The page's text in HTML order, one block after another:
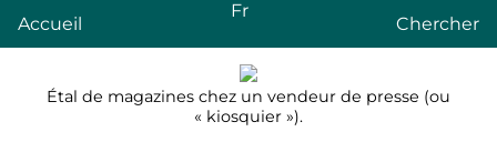
Accueil
Fr
Chercher
Étal de magazines chez un vendeur de presse (ou
« kiosquier »).